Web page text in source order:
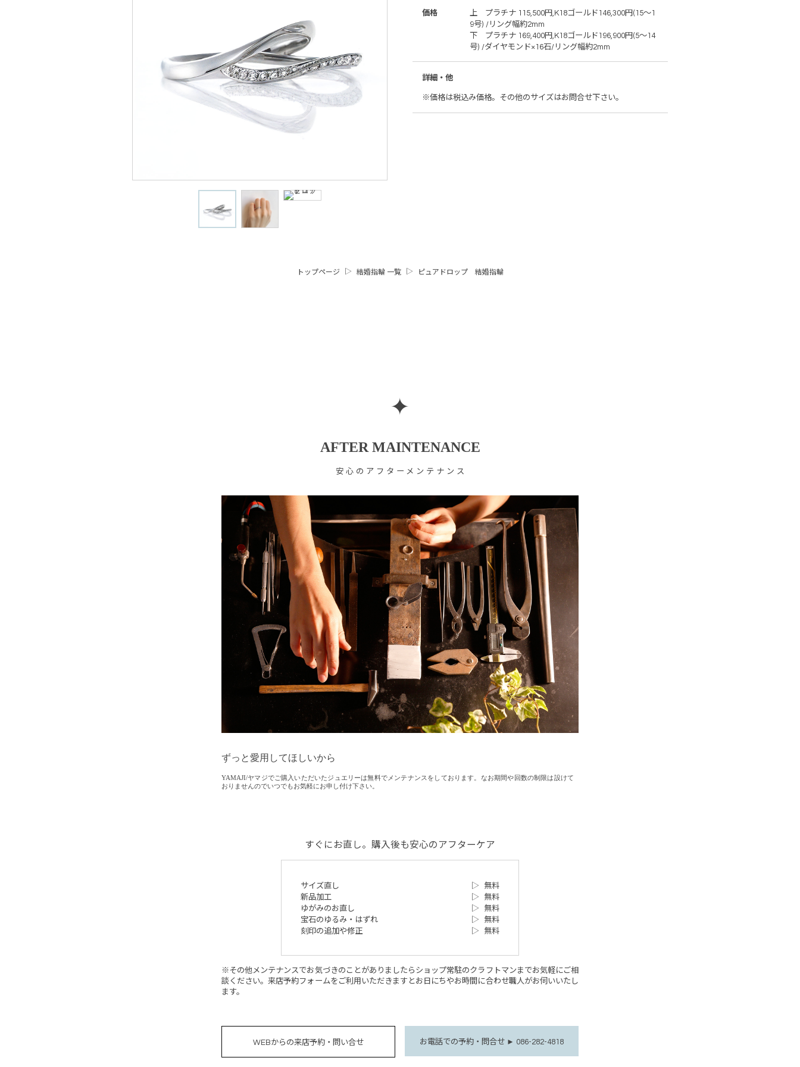
価格
上 プラチナ 115,500円,K18ゴールド146,300円(15～1
9号) /リング幅約2mm
下 プラチナ 169,400円,K18ゴールド196,900円(5～14
号) /ダイヤモンド×16石/リング幅約2mm
詳細・他
※価格は税込み価格。その他のサイズはお問合せ下さい。
トップページ 結婚指輪 一覧 ピュアドロップ 結婚指輪
✦
AFTER MAINTENANCE
安心のアフターメンテナンス
ずっと愛用してほしいから
YAMAJI/ヤマジでご購入いただいたジュエリーは無料でメンテナンスをしております。なお期間や回数の制限は設けて
おりませんのでいつでもお気軽にお申し付け下さい。
すぐにお直し。購入後も安心のアフターケア
サイズ直し ▷
無料
新品加工
▷
無料
ゆがみのお直し
▷
無料
宝石のゆるみ・はずれ
▷
無料
刻印の追加や修正
▷ 無料
※その他メンテナンスでお気づきのことがありましたらショップ常駐のクラフトマンまでお気軽にご相
談ください。来店予約フォームをご利用いただきますとお日にちやお時間に合わせ職人がお伺いいたし
ます。
WEBからの来店予約・問い合せ お電話での予約・問合せ ► 086-282-4818